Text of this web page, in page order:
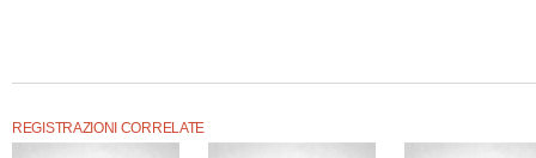
REGISTRAZIONI CORRELATE